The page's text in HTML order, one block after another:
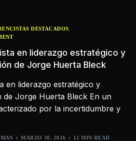
DESTACADOS,
en liderazgo estratégico y
de Jorge Huerta Bleck
en liderazgo estratégico y
de Jorge Huerta Bleck En un
por la incertidumbre y
MARZO 30, 2026 12 MIN READ